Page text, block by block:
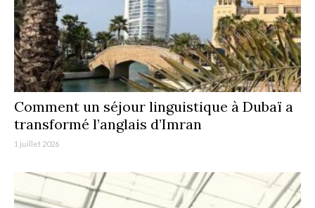
Comment un séjour linguistique à Dubaï a
transformé l’anglais d’Imran
1 juillet 2026